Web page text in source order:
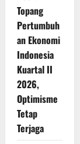
Topang
Pertumbuh
an Ekonomi
Indonesia
Kuartal II
2026,
Optimisme
Tetap
Terjaga